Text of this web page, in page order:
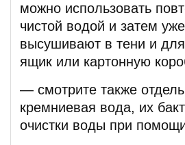
можно использовать
чистой водой и затем
высушивают в тени и
ящик или картонную
— смотрите также
кремниевая вода, их
очистки воды при